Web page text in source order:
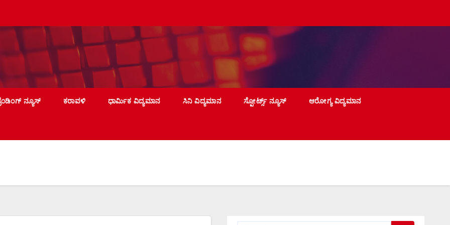
ನ್ಯೂಸ್ ಕರಾವಳಿ ಧಾರ್ಮಿಕ ವಿದ್ಯಮಾನ ಸಿನಿ ವಿದ್ಯಮಾನ ಸ್ಪೋರ್ಟ್ಸ್ ನ್ಯೂಸ್ ಆರೋಗ್ಯ ವಿದ್ಯಮಾನ